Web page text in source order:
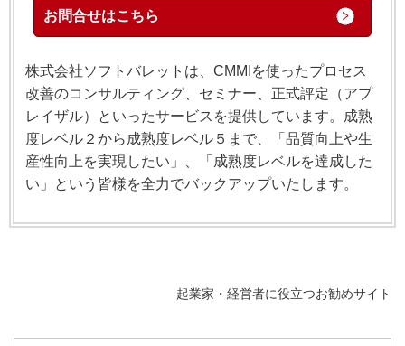
お問合せはこちら
株式会社ソフトバレットは、CMMIを使ったプロセス
改善のコンサルティング、セミナー、正式評定（アプ
レイザル）といったサービスを提供しています。成熟
度レベル２から成熟度レベル５まで、「品質向上や生
産性向上を実現したい」、「成熟度レベルを達成した
い」という皆様を全力でバックアップいたします。
起業家・経営者に役立つお勧めサイト